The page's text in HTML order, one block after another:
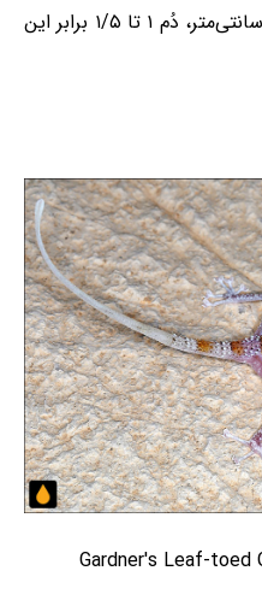
پوزه تا پایه‌ی دُم به درازای ۴ سانتی‌متر، دُم ۱ تا ۱/۵ برابر این